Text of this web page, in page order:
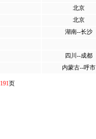
北京
北京
湖南--长沙
四川--成都
内蒙古--呼市
191页